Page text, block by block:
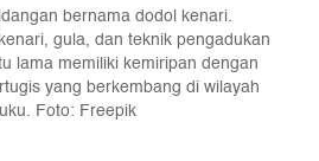
bernama dodol kenari.
gula, dan teknik pengadukan
lama memiliki kemiripan dengan
yang berkembang di wilayah
Foto: Freepik